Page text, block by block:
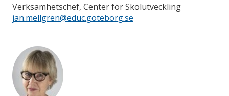
Verksamhetschef, Center för Skolutveckling
jan.mellgren@educ.goteborg.se